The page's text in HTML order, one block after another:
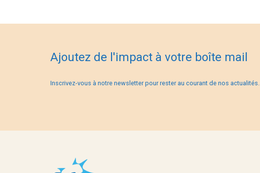
Ajoutez de l'impact à votre boîte mail
Inscrivez-vous à notre newsletter pour rester au courant de nos actualités.